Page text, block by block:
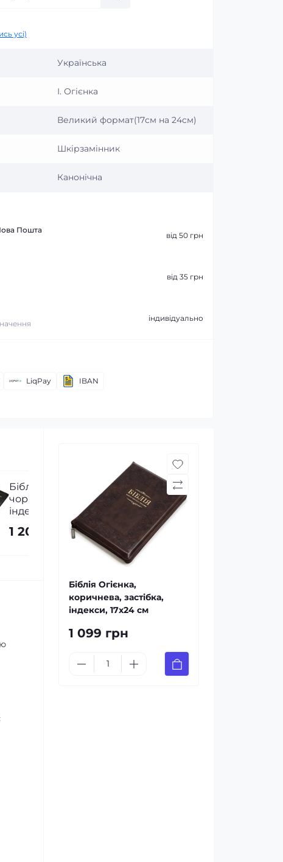
усі)
Українська
І. Огієнка
Великий формат(17см на 24см)
Шкірзамінник
Канонічна
Пошта
від 50 грн
від 35 грн
індивідуально
LiqPay
IBAN
Біблія, синодальний перекл.,
сіра, застібка, індекси, золотий
зріз, 17x24 см
1 200 грн
Біблія Огієнка,
коричнева, застібка,
індекси, 17х24 см
1 099 грн